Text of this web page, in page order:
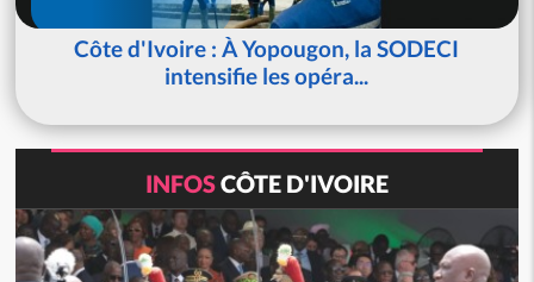
Côte d'Ivoire : À Yopougon, la SODECI
intensifie les opéra...
INFOSCÔTE D'IVOIRE